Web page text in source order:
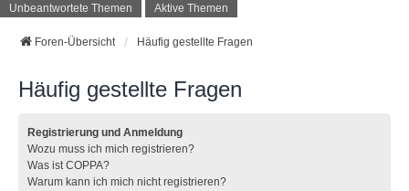
Unbeantwortete Themen Aktive Themen
Foren-Übersicht Häufig gestellte Fragen
Häufig gestellte Fragen
Registrierung und Anmeldung
Wozu muss ich mich registrieren?
Was ist COPPA?
Warum kann ich mich nicht registrieren?